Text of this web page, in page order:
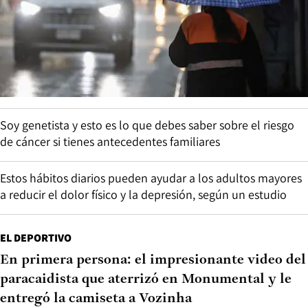
Soy genetista y esto es lo que debes saber sobre el riesgo
de cáncer si tienes antecedentes familiares
Estos hábitos diarios pueden ayudar a los adultos mayores
a reducir el dolor físico y la depresión, según un estudio
EL DEPORTIVO
En primera persona: el impresionante video del
paracaidista que aterrizó en Monumental y le
entregó la camiseta a Vozinha